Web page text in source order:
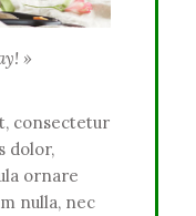
»
consectetur
dolor,
ornare
nulla, nec